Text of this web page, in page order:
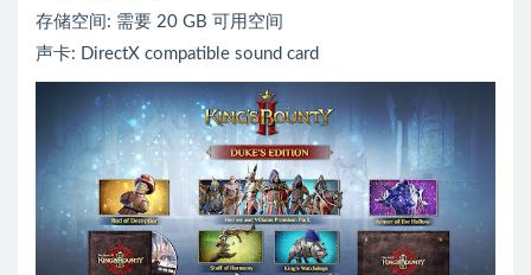
存储空间: 需要 20 GB 可用空间
声卡: DirectX compatible sound card